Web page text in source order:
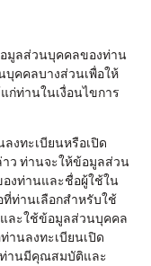
มูลส่วนบุคคลของท่าน
บุคคลบางส่วนเพื่อให้
ท่านในเงื่อนไขการ
งทะเบียนหรือเปิด
ว ท่านจะให้ข้อมูลส่วน
องท่านและชื่อผู้ใช้ใน
ท่านเลือกสำหรับใช้
และใช้ข้อมูลส่วนบุคคล
านลงทะเบียนเปิด
ท่านมีคุณสมบัติและ